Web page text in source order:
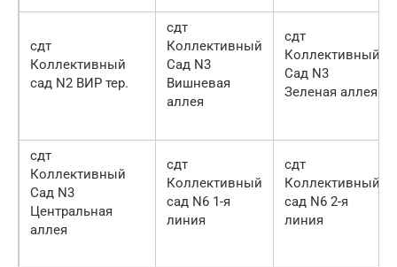
сдт
Коллективный
сад N2 ВИР тер.
сдт
Коллективный
Сад N3
Вишневая
аллея
сдт
Коллективный
Сад N3
Зеленая аллея
сдт
Коллективный
Сад N3
Центральная
аллея
сдт
Коллективный
сад N6 1-я
линия
сдт
Коллективный
сад N6 2-я
линия